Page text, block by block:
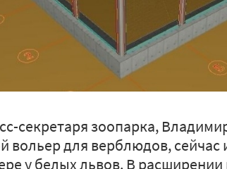
секретаря зоопарка,
вольер для верблюдов, сейчас
у белых львов. В